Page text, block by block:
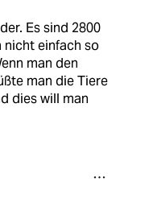
Es sind 2800
nicht einfach so
man den
man die Tiere
dies will man